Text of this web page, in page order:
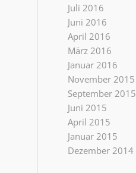
Juli 2016
Juni 2016
April 2016
März 2016
Januar 2016
November 2015
September 2015
Juni 2015
April 2015
Januar 2015
Dezember 2014